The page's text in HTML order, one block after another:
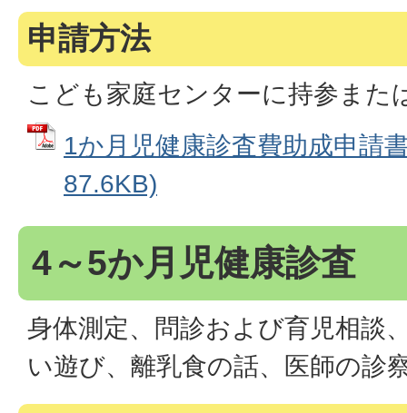
申請方法
こども家庭センターに持参また
1か月児健康診査費助成申請
87.6KB)
4～5か月児健康診査
身体測定、問診および育児相談
い遊び、離乳食の話、医師の診